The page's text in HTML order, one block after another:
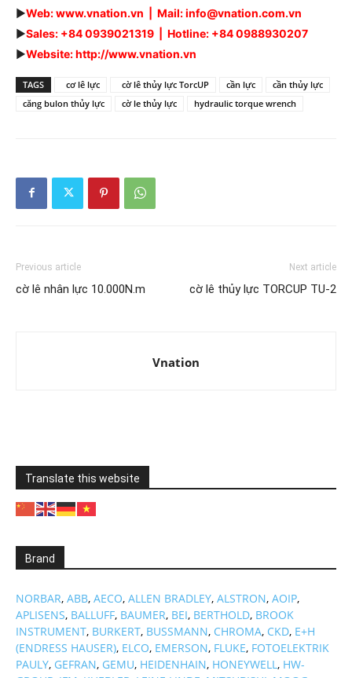
►Web: www.vnation.vn | Mail: info@vnation.com.vn
►Sales: +84 0939021319 | Hotline: +84 0988930207
►Website: http://www.vnation.vn
TAGS cơ lê lực cờ lê thủy lực TorcUP cần lực
cần thủy lực
căng bulon thủy lực
cờ le thủy lực hydraulic torque wrench
Previous article
cờ lê nhân lực 10.000N.m
Next article
cờ lê thủy lực TORCUP TU-2
Vnation
Translate this website
Brand
NORBAR, ABB, AECO, ALLEN BRADLEY, ALSTRON, AOIP,
APLISENS, BALLUFF, BAUMER, BEI, BERTHOLD, BROOK
INSTRUMENT, BURKERT, BUSSMANN, CHROMA, CKD, E+H
(ENDRESS HAUSER), ELCO, EMERSON, FLUKE, FOTOELEKTRIK
PAULY, GEFRAN, GEMU, HEIDENHAIN, HONEYWELL, HW-